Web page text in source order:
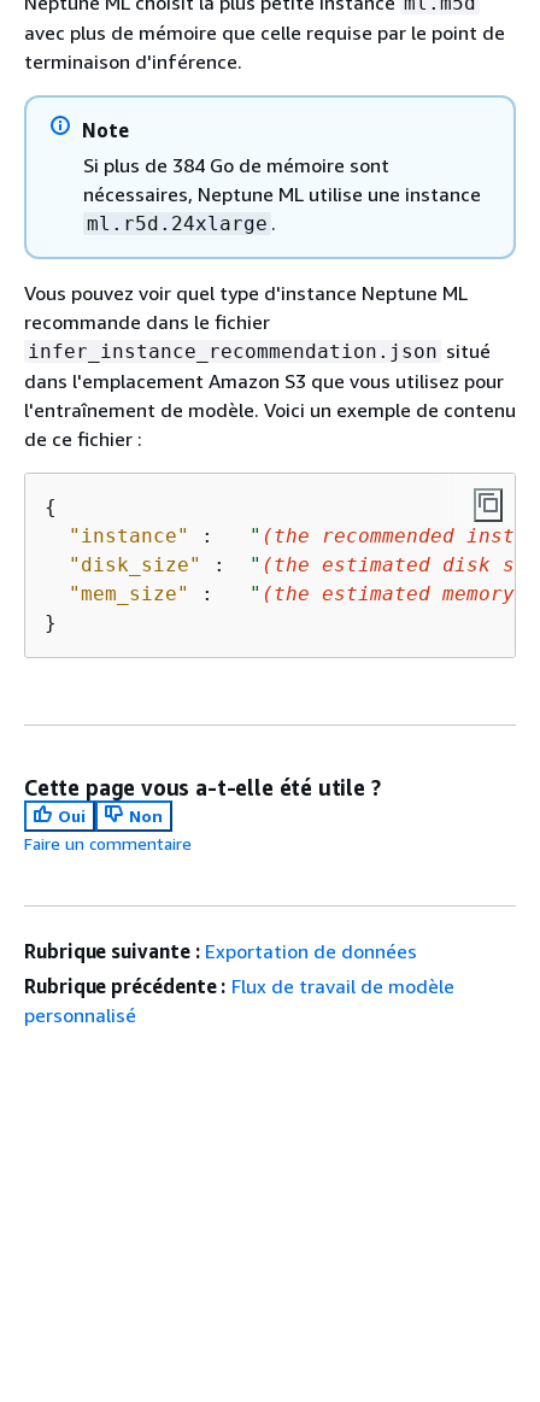
avec plus de mémoire que celle requise par le point de
terminaison d'inférence.
Note
Si plus de 384 Go de mémoire sont
nécessaires, Neptune ML utilise une instance
ml.r5d.24xlarge .
Vous pouvez voir quel type d'instance Neptune ML
recommande dans le fichier
infer_instance_recommendation.json situé
dans l'emplacement Amazon S3 que vous utilisez pour
l'entraînement de modèle. Voici un exemple de contenu
de ce fichier :
{
"instance"
: " (the recommended
"disk_size"
: " (the estimated disk
"mem_size"
: " (the estimated memory
}
Cette page vous a-t-elle été utile ?
Oui
Non
Faire un commentaire
Rubrique suivante : Exportation de données
Rubrique précédente : Flux de travail de modèle
personnalisé